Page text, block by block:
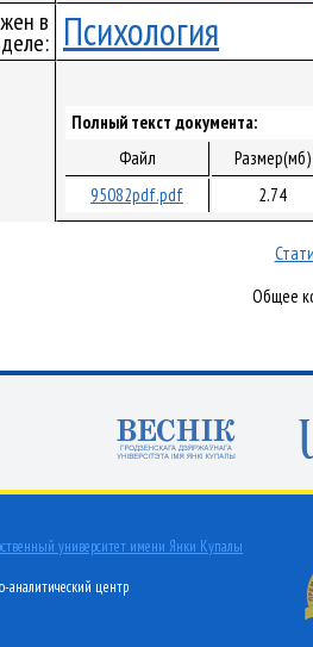
в Психология
Полный текст документа:
Файл
Размер(мб)
95082pdf.pdf
2.74
Общее
университет имени Янки Купалы
аналитический центр